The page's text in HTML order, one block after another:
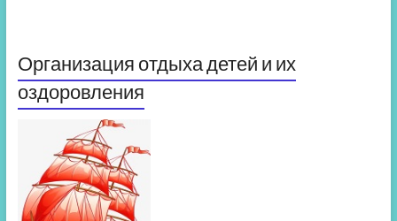
Организация отдыха детей и их
оздоровления